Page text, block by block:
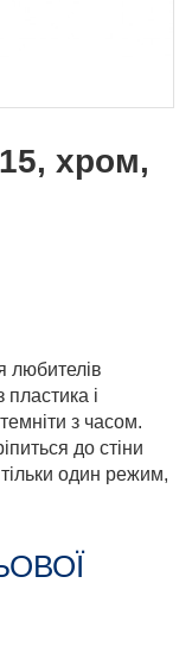
хром,
любителів
і
з часом.
до стіни
один режим,